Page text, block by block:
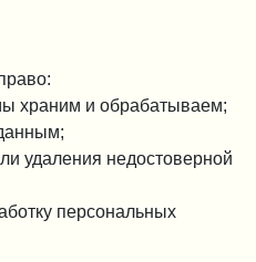
храним и обрабатываем;
удаления недостоверной
персональных